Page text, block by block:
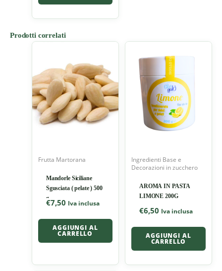
Prodotti correlati
Frutta Martorana
Mandorle Siciliane
Sgusciata ( pelate ) 500
g
€7,50 Iva inclusa
AGGIUNGI AL
CARRELLO
Ingredienti Base e
Decorazioni in zucchero
AROMA IN PASTA
LIMONE 200G
€6,50 Iva inclusa
AGGIUNGI AL
CARRELLO